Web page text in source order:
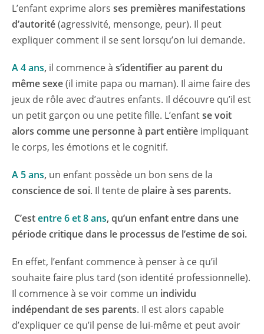
L’enfant exprime alors ses premières manifestations
d’autorité(agressivité, mensonge, peur). Il peut
expliquer comment il se sent lorsqu’on lui demande.
A 4 ans, il commence à s’identifier au parent du
même sexe(il imite papa ou maman). Il aime faire des
jeux de rôle avec d’autres enfants. Il découvre qu’il est
un petit garçon ou une petite fille. L’enfantse voit
alors comme une personne à part entière impliquant
le corps, les émotions et le cognitif.
A 5 ans, un enfant possède un bon sens de la
conscience de soi. Il tente de plaire à ses parents.
C’estentre 6 et 8 ans, qu’un enfant entre dans une
période critique dans le processus de l’estime de soi.
En effet, l’enfant commence à penser à ce qu’il
souhaite faire plus tard (son identité professionnelle).
Il commence à se voir comme un individu
indépendant de ses parents. Il est alors capable
d’expliquer ce qu’il pense de lui-même et peut avoir